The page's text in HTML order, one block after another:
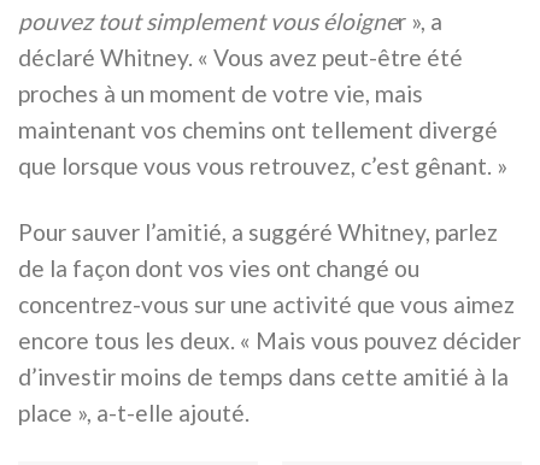
pouvez tout simplement vous éloigner », a
déclaré Whitney. « Vous avez peut-être été
proches à un moment de votre vie, mais
maintenant vos chemins ont tellement divergé
que lorsque vous vous retrouvez, c’est gênant. »
Pour sauver l’amitié, a suggéré Whitney, parlez
de la façon dont vos vies ont changé ou
concentrez-vous sur une activité que vous aimez
encore tous les deux. « Mais vous pouvez décider
d’investir moins de temps dans cette amitié à la
place », a-t-elle ajouté.